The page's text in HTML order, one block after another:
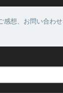
想、お問い合わ